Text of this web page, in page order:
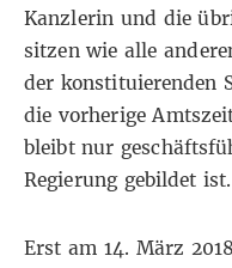
Kanzlerin und die
sitzen wie alle
der konstituierenden
die vorherige
bleibt nur
Regierung gebildet ist.
Erst am 14. März